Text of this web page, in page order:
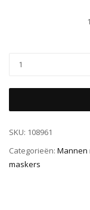
SKU: 108961
Categorieën: Mannen
maskers